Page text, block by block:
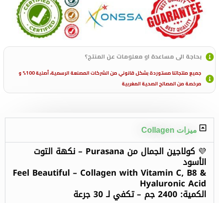
بحاجة الى مساعدة او معلومات عن المنتج؟
جميع منتجاتنا مستوردة بشكل قانوني من الشركات المصنعة الرسمية، أصلية 100% و
مرخصة من المصالح الصحية المغربية
ميزات Collagen
💜 كولاجين الجمال من Purasana – نكهة التوت
الأسود
Feel Beautiful – Collagen with Vitamin C, B8 &
Hyaluronic Acid
الكمية: 2400 جم – تكفي لـ 30 جرعة